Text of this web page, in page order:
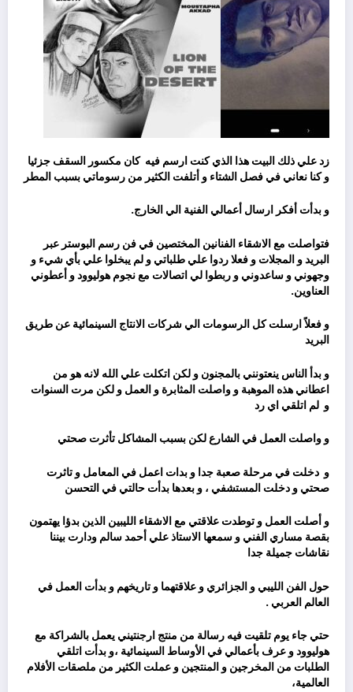
زد علي ذلك البيت هذا الذي كنت ارسم فيه كان مكسور السقف جزئيا
و كنا نعاني في فصل الشتاء و أتلفت الكثير من رسوماتي بسبب المطر
و بدأت أفكر ارسال أعمالي الفنية الي الخارج.
فتواصلت مع الاشقاء الفنانين المختصين في فن رسم البوستر عبر
البريد و المجلات و فعلا ردوا علي طلباتي و لم يبخلوا علي بأي شيء و
وجهوني و ساعدوني و ربطوا لي اتصالات مع نجوم هوليوود و أعطوني
العناوين.
و فعلاً ارسلت كل الرسومات الي شركات الانتاج السينمائية عن طريق
البريد
و بدأ الناس ينعتونني بالمجنون و لكن اتكلت علي الله لانه هو من
اعطاني هذه الموهبة و واصلت المثابرة و العمل و لكن مرت السنوات
و لم اتلقي اي رد
و واصلت العمل في الشارع لكن بسبب المشاكل تأثرت صحتي
و دخلت في مرحلة صعبة جدا و بدات اعمل في المعامل و تاثرت
صحتي و دخلت المستشفي ، و بعدها بدأت حالتي في التحسن
و أصلت العمل و توطدت علاقتي مع الاشقاء الليبين الذين بدؤا يهتمون
بقصة مساري الفني و سمعها الاستاذ علي أحمد سالم ودارت بيننا
نقاشات جميلة جدا
حول الفن الليبي و الجزائري و علاقتهما و تاريخهم و بدأت العمل في
العالم العربي .
حتي جاء يوم تلقيت فيه رسالة من منتج ارجنتيني يعمل بالشراكة مع
هوليوود و عرف بأعمالي في الأوساط السينمائية ،و بدأت اتلقي
الطلبات من المخرجين و المنتجين و عملت الكثير من ملصقات الأفلام
العالمية،